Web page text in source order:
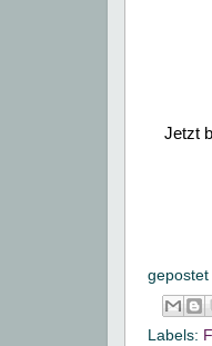
Jetzt
gepostet
Labels: